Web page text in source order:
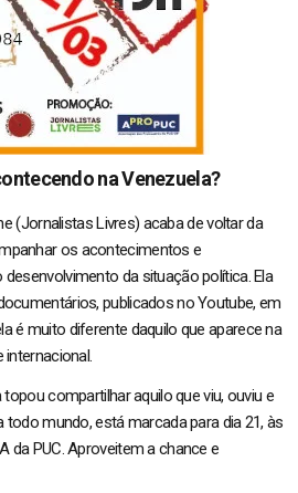
na Venezuela?
(Jornalistas Livres) acaba de voltar da
os acontecimentos e
da situação política. Ela
publicados no Youtube, em
é muito diferente daquilo que aparece na
internacional.
compartilhar aquilo que viu, ouviu e
todo mundo, está marcada para dia 21, às
da PUC. Aproveitem a chance e